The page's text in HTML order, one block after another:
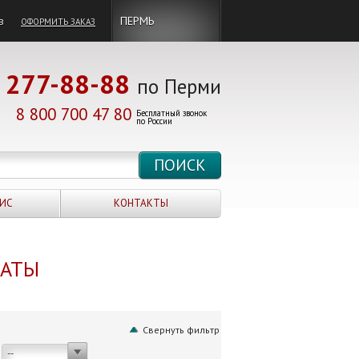
ОФОРМИТЬ ЗАКАЗ ПЕРМЬ
88-88 по Перми
8 800 700 47 80 Бесплатный звонок
по России
КОНТАКТЫ
Свернуть фильтр
--